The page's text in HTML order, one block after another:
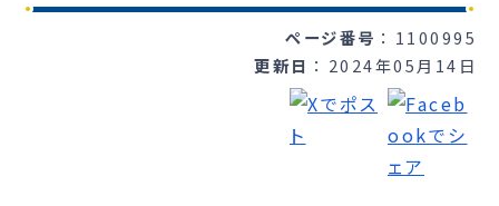
ページ番号
1100995
更新日
2024年05月14日